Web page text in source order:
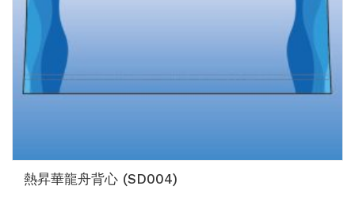
熱昇華龍舟背心 (SD004)